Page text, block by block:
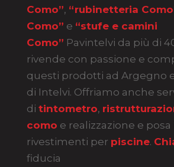
Como”, “rubinetteria
Como” e “stufe e camini
Como” Pavintelvi da più di
rivende con passione e
questi prodotti ad Argegno
di Intelvi. Offriamo anche
di tintometro,
como e realizzazione e posa
rivestimenti per piscine.
fiducia